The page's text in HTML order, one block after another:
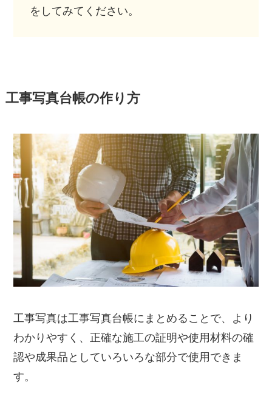
をしてみてください。
工事写真台帳の作り方
工事写真は工事写真台帳にまとめることで、より
わかりやすく、正確な施工の証明や使用材料の確
認や成果品としていろいろな部分で使用できま
す。